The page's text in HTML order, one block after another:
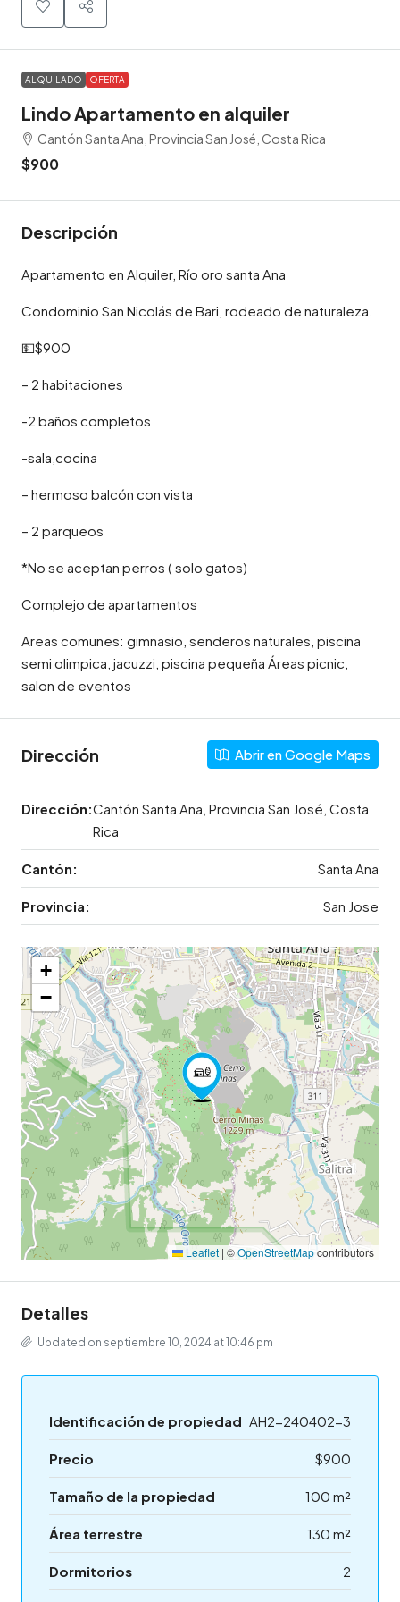
ALQUILADO OFERTA
Lindo Apartamento en alquiler
Cantón Santa Ana, Provincia San José, Costa Rica
$900
Descripción
Apartamento en Alquiler, Río oro santa Ana
Condominio San Nicolás de Bari, rodeado de naturaleza.
💵$900
– 2 habitaciones
-2 baños completos
-sala,cocina
– hermoso balcón con vista
– 2 parqueos
*No se aceptan perros ( solo gatos)
Complejo de apartamentos
Areas comunes: gimnasio, senderos naturales, piscina
semi olimpica, jacuzzi, piscina pequeña Áreas picnic,
salon de eventos
Dirección Abrir en Google Maps
Dirección:Cantón Santa Ana, Provincia San José, Costa
Rica
Cantón: Santa Ana
Provincia: San Jose
+
−
Leaflet | ©OpenStreetMapcontributors
Detalles
Updated on septiembre 10, 2024 at 10:46 pm
Identificación de propiedad AH2-240402-3
Precio $900
Tamaño de la propiedad 100 m²
Área terrestre 130 m²
Dormitorios 2